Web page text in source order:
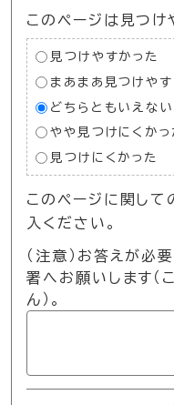
このページは見つけ
見つけやすかった
まあまあ見つけやす
どちらともいえない
やや見つけにくかっ
見つけにくかった
このページに関して
入ください。
（注意）お答えが必
署へお願いします（
ん）。